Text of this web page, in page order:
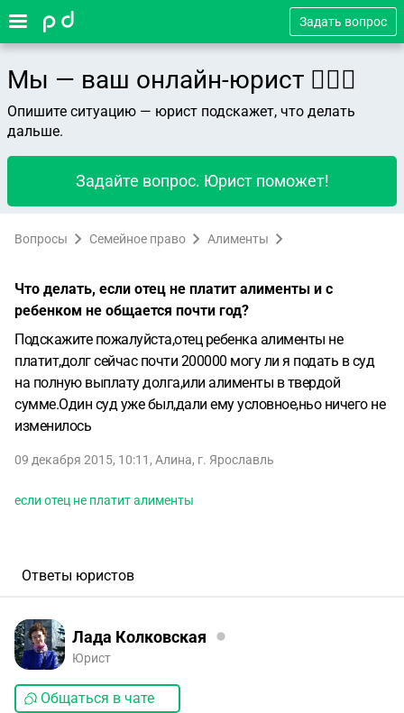
Задать вопрос
Мы — ваш онлайн-юрист 👨🏻‍⚖️
Опишите ситуацию — юрист подскажет, что делать
дальше.
Задайте вопрос. Юрист поможет!
Вопросы Семейное право Алименты
Что делать, если отец не платит алименты и с
ребенком не общается почти год?
Подскажите пожалуйста,отец ребенка алименты не
платит,долг сейчас почти 200000 могу ли я подать в суд
на полную выплату долга,или алименты в твердой
сумме.Один суд уже был,дали ему условное,ньо ничего не
изменилось
09 декабря 2015, 10:11 , Алина, г. Ярославль
если отец не платит алименты
Ответы юристов
Лада Колковская
Юрист
Общаться в чате